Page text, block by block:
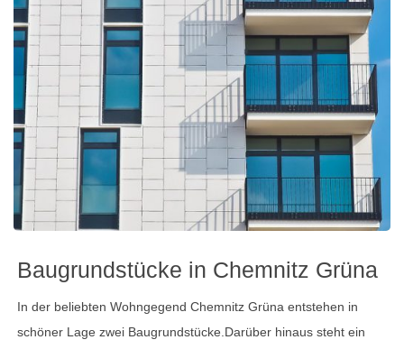
Baugrundstücke in Chemnitz Grüna
In der beliebten Wohngegend Chemnitz Grüna entstehen in
schöner Lage zwei Baugrundstücke.Darüber hinaus steht ein